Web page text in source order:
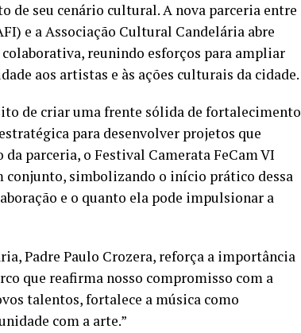
seu cenário cultural. A nova parceria entre
e a Associação Cultural Candelária abre
reunindo esforços para ampliar
aos artistas e às ações culturais da cidade.
de criar uma frente sólida de fortalecimento
para desenvolver projetos que
parceria, o Festival Camerata FeCam VI
simbolizando o início prático dessa
e o quanto ela pode impulsionar a
Padre Paulo Crozera, reforça a importância
que reafirma nosso compromisso com a
talentos, fortalece a música como
com a arte.”